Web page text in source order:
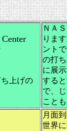
上げの
ＮＡ
りま
ント
の打
に展
する
で、
こと
月面
世界